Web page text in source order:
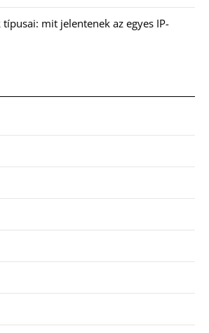
mit jelentenek az egyes IP-